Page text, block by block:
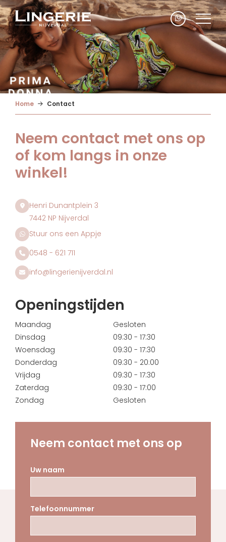
Home Contact
Neem contact met ons op
of kom langs in onze
winkel!
Henri Dunantplein 3
7442 NP Nijverdal
Stuur ons een Appje
0548 - 621 711
info@lingerienijverdal.nl
Openingstijden
Maandag
Gesloten
Dinsdag
09:30 - 17:30
Woensdag
09:30 - 17:30
Donderdag
09:30 - 20:00
Vrijdag
09:30 - 17:30
Zaterdag
09:30 - 17:00
Zondag
Gesloten
Neem contact met ons op
Uw naam
Telefoonnummer